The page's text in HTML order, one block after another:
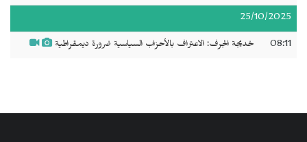
25/10/2025
08:11 خديجة الجرف: الاعتراف بالأحزاب السياسية ضرورة ديمقراطية